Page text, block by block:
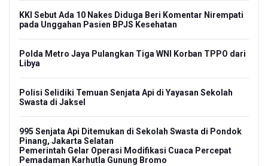
KKI Sebut Ada 10 Nakes Diduga Beri Komentar Nirempati
pada Unggahan Pasien BPJS Kesehatan
Polda Metro Jaya Pulangkan Tiga WNI Korban TPPO dari
Libya
Polisi Selidiki Temuan Senjata Api di Yayasan Sekolah
Swasta di Jaksel
995 Senjata Api Ditemukan di Sekolah Swasta di Pondok
Pinang, Jakarta Selatan
Pemerintah Gelar Operasi Modifikasi Cuaca Percepat
Pemadaman Karhutla Gunung Bromo